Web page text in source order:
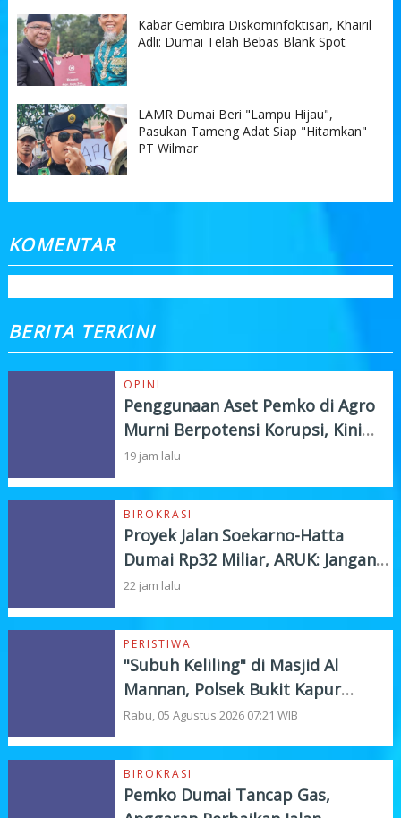
Kabar Gembira Diskominfoktisan, Khairil
Adli: Dumai Telah Bebas Blank Spot
LAMR Dumai Beri "Lampu Hijau",
Pasukan Tameng Adat Siap "Hitamkan"
PT Wilmar
KOMENTAR
BERITA TERKINI
OPINI
Penggunaan Aset Pemko di Agro
Murni Berpotensi Korupsi, Kini
"Bola" Ada di APH
19 jam lalu
BIROKRASI
Proyek Jalan Soekarno-Hatta
Dumai Rp32 Miliar, ARUK: Jangan
Korbankan Kualitas Demi Kejar
22 jam lalu
PERISTIWA
"Subuh Keliling" di Masjid Al
Mannan, Polsek Bukit Kapur
Tampung Curhat Warga
Rabu, 05 Agustus 2026 07:21 WIB
BIROKRASI
Pemko Dumai Tancap Gas,